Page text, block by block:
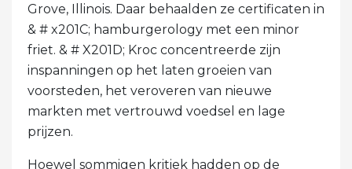
Grove, Illinois. Daar behaalden ze certificaten in
& # x201C; hamburgerology met een minor
friet. & # X201D; Kroc concentreerde zijn
inspanningen op het laten groeien van
voorsteden, het veroveren van nieuwe
markten met vertrouwd voedsel en lage
prijzen.
Hoewel sommigen kritiek hadden op de